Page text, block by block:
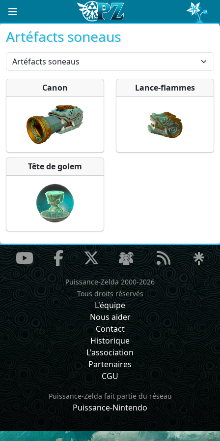
Artéfacts soneaus
Canon Lance-flammes
Tête de golem
Puissance-Zelda 2000-2026
Tous droits réservés
L'équipe
Nous aider
Contact
Historique
L'association
Partenaires
CGU
Puissance-Zelda fait partie du réseau
Puissance-Nintendo